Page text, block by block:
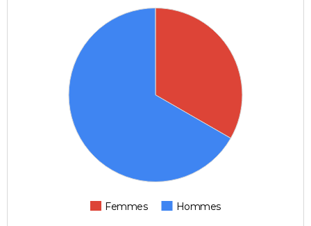
Femmes Hommes